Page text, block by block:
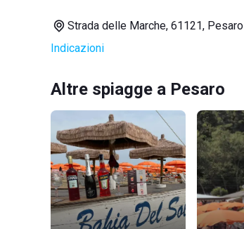
Strada delle Marche, 61121, Pesaro
Indicazioni
Altre spiagge a Pesaro